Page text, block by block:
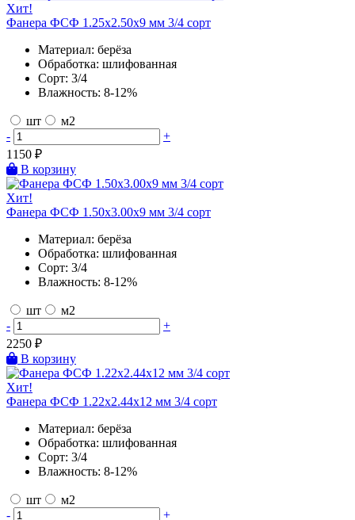
Хит!
Фанера ФСФ 1.25х2.50х9 мм 3/4 сорт
Материал: берёза
Обработка: шлифованная
Сорт: 3/4
Влажность: 8-12%
шт
м2
-
+
1150 ₽
В корзину
Хит!
Фанера ФСФ 1.50х3.00х9 мм 3/4 сорт
Материал: берёза
Обработка: шлифованная
Сорт: 3/4
Влажность: 8-12%
шт
м2
-
+
2250 ₽
В корзину
Хит!
Фанера ФСФ 1.22х2.44х12 мм 3/4 сорт
Материал: берёза
Обработка: шлифованная
Сорт: 3/4
Влажность: 8-12%
шт
м2
-
+